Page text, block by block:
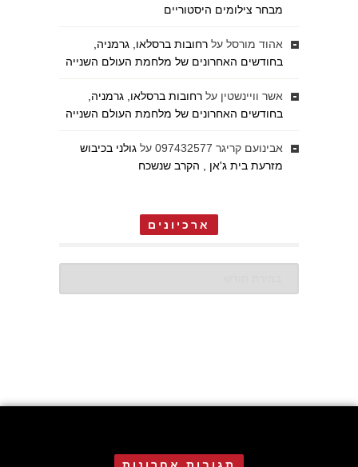
מבחר צילומים היסטוריים
אהוד מורסל על רחובות ברסלאו, גרמניה,
בחודשים האחרונים של מלחמת העולם השנייה
אשר וויינשטין על רחובות ברסלאו, גרמניה,
בחודשים האחרונים של מלחמת העולם השנייה
אבינועם קריגר 097432577 על גולני בכיבוש
מזרעת בית ג'אן , הקרב שנשכח
ארכיונים